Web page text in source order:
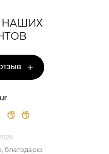
+
благодарю.